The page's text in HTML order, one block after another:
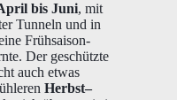
bis Juni, mit
Tunneln und in
Frühsaison-
Der geschützte
auch etwas
Herbst–